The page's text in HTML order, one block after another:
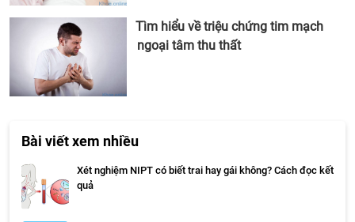
Tìm hiểu về triệu chứng tim mạch
ngoại tâm thu thất
Bài viết xem nhiều
Xét nghiệm NIPT có biết trai hay gái không? Cách đọc kết
quả